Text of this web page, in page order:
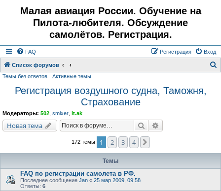
Малая авиация России. Обучение на
Пилота-любителя. Обсуждение
самолётов. Регистрация.
FAQ Вход
Регистрация
Список форумов
Темы без ответов Активные темы
Регистрация воздушного судна, Таможня,
Страхование
Модераторы: 502 smixer lt.ak
Новая тема Поиск
172 темы 1 2 3 4
Темы
FAQ по регистрации самолета в РФ.
Последнее сообщение Jan « 25 мар 2009, 09:58
Ответы: 6